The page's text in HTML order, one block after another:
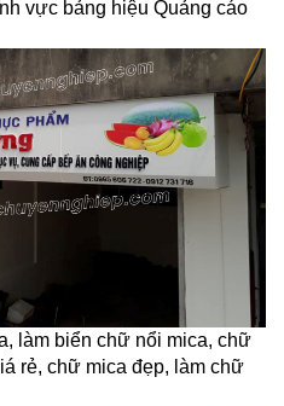
vực bảng hiệu Quảng cáo
làm biển chữ nổi mica, chữ
rẻ, chữ mica đẹp, làm chữ